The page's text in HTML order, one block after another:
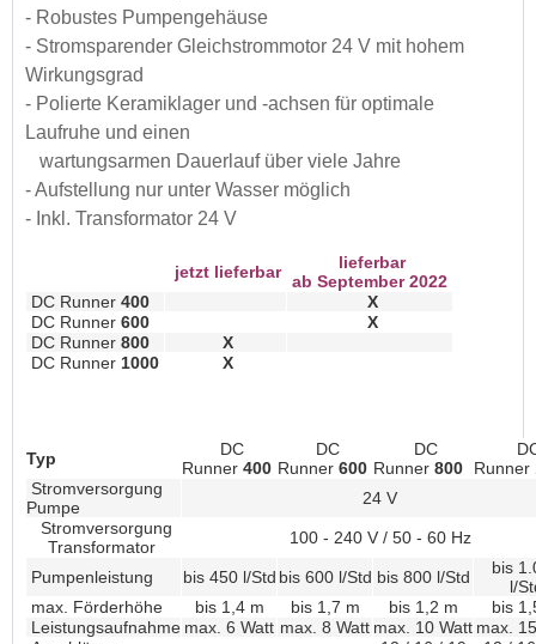
- Robustes Pumpengehäuse
- Stromsparender Gleichstrommotor 24 V mit hohem
Wirkungsgrad
- Polierte Keramiklager und -achsen für optimale
Laufruhe und einen
wartungsarmen Dauerlauf über viele Jahre
- Aufstellung nur unter Wasser möglich
- Inkl. Transformator 24 V
jetzt lieferbar
lieferbar
ab September 2022
DC Runner 400
X
DC Runner 600
X
DC Runner 800
X
DC Runner 1000 X
Typ
DC
Runner 400
DC
Runner 600
DC
Runner 800
Runner
Stromversorgung
Pumpe
24 V
Stromversorgung
Transformator
100 - 240 V / 50 - 60 Hz
Pumpenleistung bis 450 l/Std bis 600 l/Std bis 800 l/Std
bis
l/
max. Förderhöhe
bis 1,4 m bis 1,7 m bis 1,2 m
bis
Leistungsaufnahme max. 6 Watt max. 8 Watt max. 10 Watt max.